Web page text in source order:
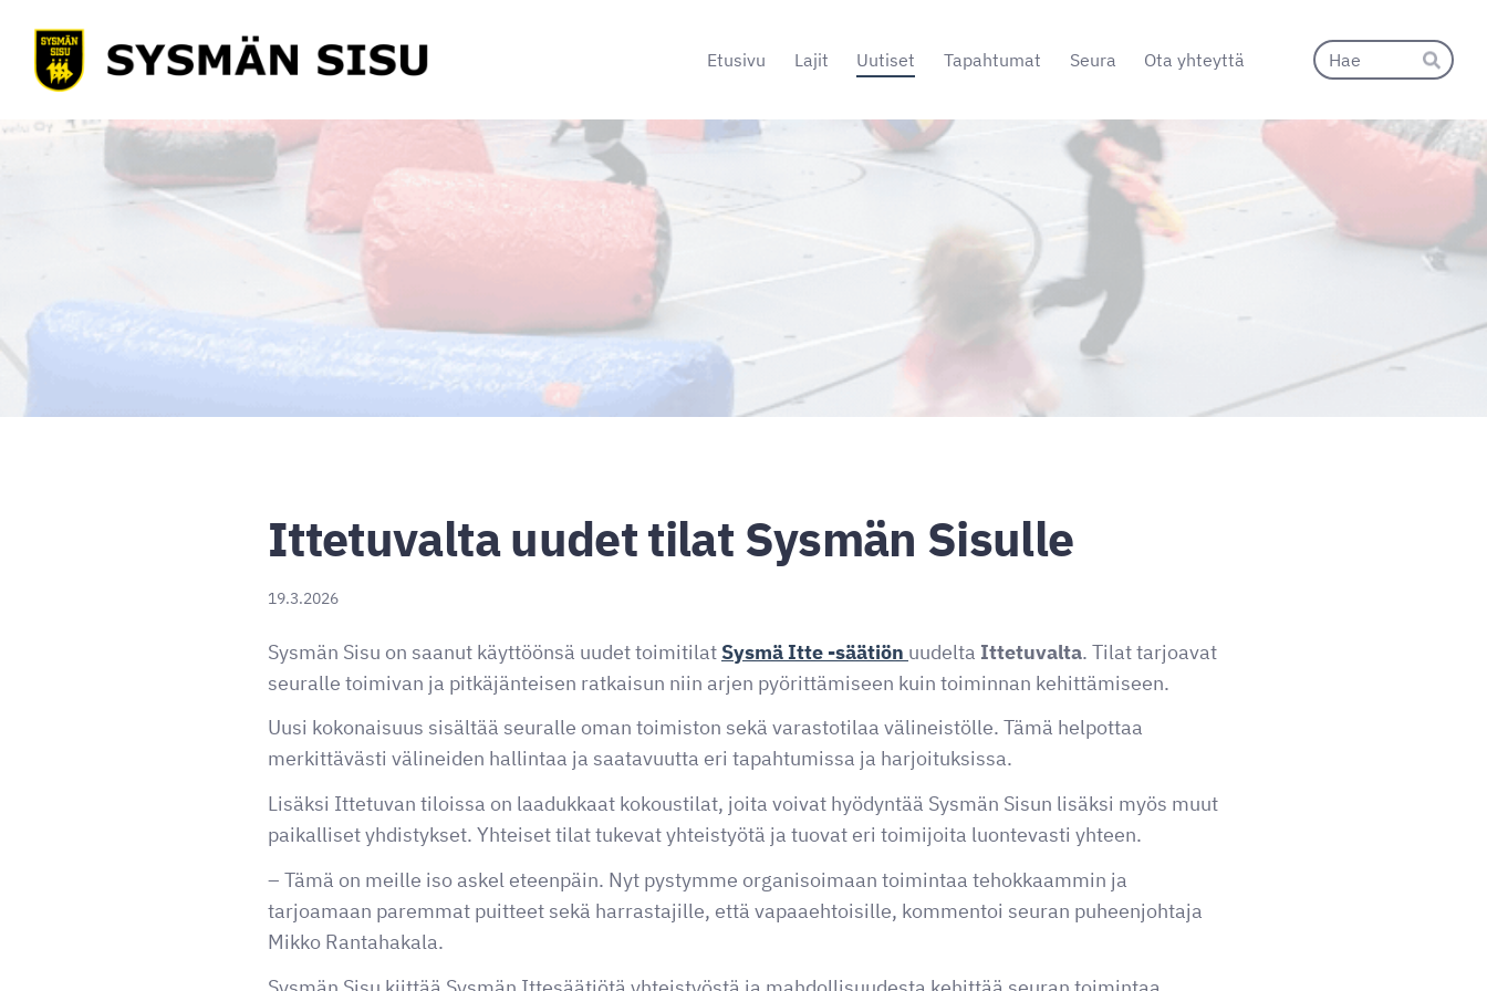
Siirry
sivun
sisältöön
Sysmän Sisu Etusivu Lajit Uutiset Tapahtumat Seura Ota yhteyttä
Hae
Ittetuvalta uudet tilat Sysmän Sisulle
19.3.2026
Sysmän Sisu on saanut käyttöönsä uudet toimitilat Sysmä Itte -säätiön uudelta Ittetuvalta. Tilat tarjoavat
seuralle toimivan ja pitkäjänteisen ratkaisun niin arjen pyörittämiseen kuin toiminnan kehittämiseen.
Uusi kokonaisuus sisältää seuralle oman toimiston sekä varastotilaa välineistölle. Tämä helpottaa
merkittävästi välineiden hallintaa ja saatavuutta eri tapahtumissa ja harjoituksissa.
Lisäksi Ittetuvan tiloissa on laadukkaat kokoustilat, joita voivat hyödyntää Sysmän Sisun lisäksi myös muut
paikalliset yhdistykset. Yhteiset tilat tukevat yhteistyötä ja tuovat eri toimijoita luontevasti yhteen.
– Tämä on meille iso askel eteenpäin. Nyt pystymme organisoimaan toimintaa tehokkaammin ja
tarjoamaan paremmat puitteet sekä harrastajille, että vapaaehtoisille, kommentoi seuran puheenjohtaja
Mikko Rantahakala.